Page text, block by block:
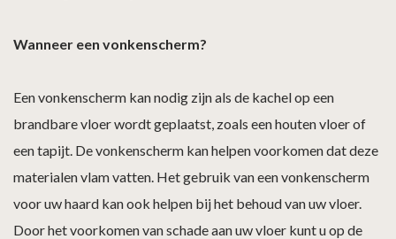
Wanneer een vonkenscherm?
Een vonkenscherm kan nodig zijn als de kachel op een
brandbare vloer wordt geplaatst, zoals een houten vloer of
een tapijt. De vonkenscherm kan helpen voorkomen dat deze
materialen vlam vatten. Het gebruik van een vonkenscherm
voor uw haard kan ook helpen bij het behoud van uw vloer.
Door het voorkomen van schade aan uw vloer kunt u op de